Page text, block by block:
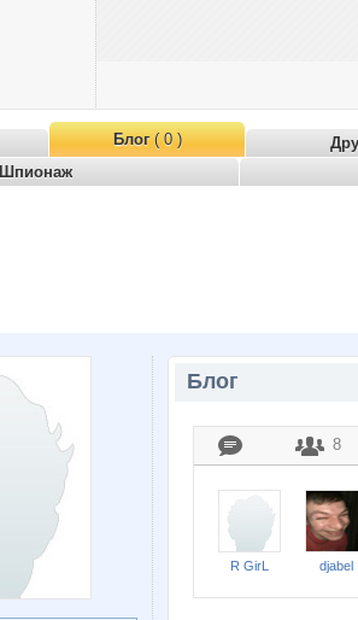
Блог( 0 )
Шпионаж
Блог
8
R GirL djabel